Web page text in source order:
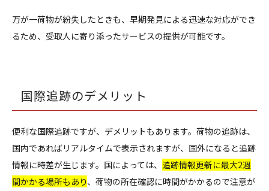
万が一荷物が紛失したときも、早期発見による迅速な対応ができ
るため、受取人に寄り添ったサービスの提供が可能です。
国際追跡のデメリット
便利な国際追跡ですが、デメリットもあります。荷物の追跡は、
国内であればリアルタイムで表示されますが、国外になると追跡
情報に時差が生じます。国によっては、 追跡情報更新に最大2週
間かかる場所もあり、荷物の所在確認に時間がかかるので注意が